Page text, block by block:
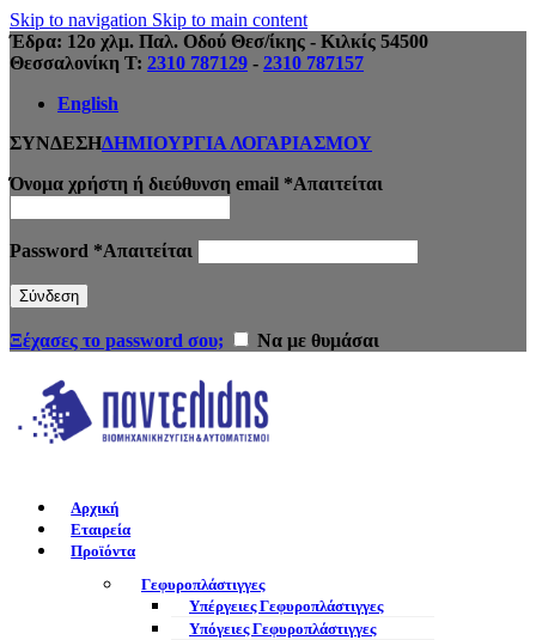
Skip to navigation Skip to main content
Έδρα: 12ο χλμ. Παλ. Οδού Θεσ/ίκης - Κιλκίς 54500
Θεσσαλονίκη Τ: 2310 787129 - 2310 787157
English
ΣΥΝΔΕΣΗΔΗΜΙΟΥΡΓΙΑ ΛΟΓΑΡΙΑΣΜΟΥ
Όνομα χρήστη ή διεύθυνση email *Απαιτείται
Password *Απαιτείται
Σύνδεση
Ξέχασες το password σου; Να με θυμάσαι
Αρχική
Εταιρεία
Προϊόντα
Γεφυροπλάστιγγες
Υπέργειες Γεφυροπλάστιγγες
Υπόγειες Γεφυροπλάστιγγες